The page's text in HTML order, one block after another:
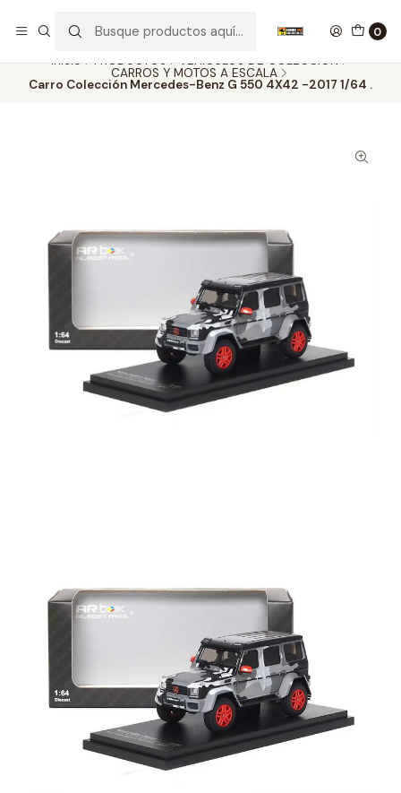
0
Inicio PRODUCTOS
VEHÍCULOS DE COLECCIÓN
CARROS Y MOTOS A ESCALA
Carro Colección Mercedes-Benz G 550 4X42 -2017 1/64 .